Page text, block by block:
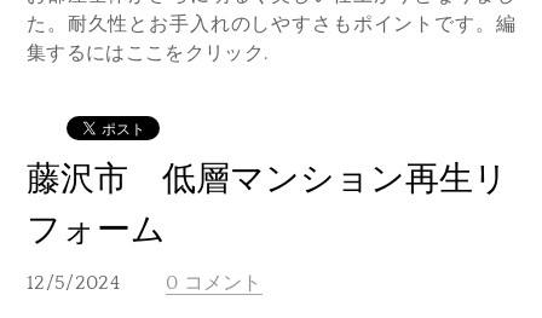
た。耐久性とお手入れのしやすさもポイントです。編
集するにはここをクリック.
藤沢市 低層マンション再生リ
フォーム
12/5/2024 0 コメント